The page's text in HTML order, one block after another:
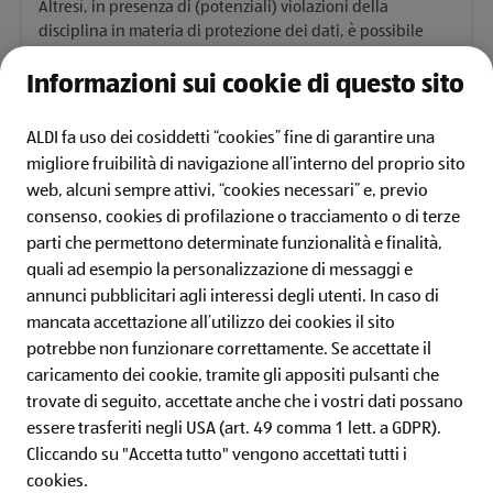
Altresì, in presenza di (potenziali) violazioni della
disciplina in materia di protezione dei dati, è possibile
referenti in materia all’indirizzo email: compliance@aldi.it.
ALDI ITALIA
IL MONDO ALDI
ALDI Newsletter
Iscriviti ora alla newsletter ALDI e non perderti nessuna
Informazioni sui cookie di questo sito
ALDI fa uso dei cosiddetti “cookies” fine di garantire una
migliore fruibilità di navigazione all’interno del proprio sito
web, alcuni sempre attivi, “cookies necessari” e, previo
consenso, cookies di profilazione o tracciamento o di terze
parti che permettono determinate funzionalità e finalità,
quali ad esempio la personalizzazione di messaggi e
annunci pubblicitari agli interessi degli utenti. In caso di
mancata accettazione all’utilizzo dei cookies il sito
potrebbe non funzionare correttamente. Se accettate il
caricamento dei cookie, tramite gli appositi pulsanti che
trovate di seguito, accettate anche che i vostri dati possano
essere trasferiti negli USA (art. 49 comma 1 lett. a GDPR).
Cliccando su "Accetta tutto" vengono accettati tutti i
cookies.